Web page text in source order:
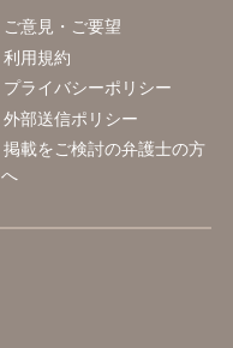
ご意見・ご要望
利用規約
プライバシーポリシー
外部送信ポリシー
掲載をご検討の弁護士の方
へ